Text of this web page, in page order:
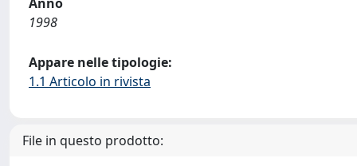
1998
Appare nelle tipologie:
1.1 Articolo in rivista
File in questo prodotto: